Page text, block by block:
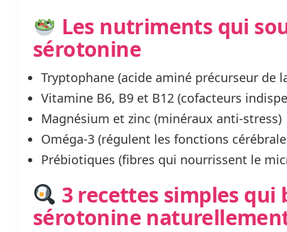
Les nutriments qui
sérotonine
Tryptophane (acide aminé précurseur de
Vitamine B6, B9 et B12 (cofacteurs
Magnésium et zinc (minéraux anti-stress)
Oméga-3 (régulent les fonctions
Prébiotiques (fibres qui nourrissent le
3 recettes simples qui
sérotonine